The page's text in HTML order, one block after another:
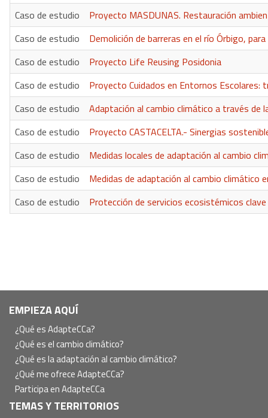
Caso de estudio
Proyecto MASDUNAS. Restauración
Caso de estudio
Demolición de barreras en el río Órbigo,
Caso de estudio
Proyecto Life Reusing Posidonia
Caso de estudio
Proyecto Cuidados en Entornos
Caso de estudio
Adaptación al cambio climático a través de
Caso de estudio
Proyecto CASTACELTA.- Sinergias
Caso de estudio
Medidas locales de adaptación al cambio
Caso de estudio
Medidas de adaptación al cambio climático
Caso de estudio
Protección de servicios ecosistémicos
Navegación
principal
EMPIEZA AQUÍ
¿Qué es AdapteCCa?
¿Qué es el cambio climático?
¿Qué es la adaptación al cambio climático?
¿Qué me ofrece AdapteCCa?
Participa en AdapteCCa
TEMAS Y TERRITORIOS